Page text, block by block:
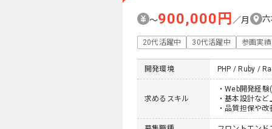
〜900,000円 ／月
20代活躍中 30代活躍中 参画実
開発環境 PHP / Ruby /
求めるスキル
・Web開発経
・基本設計な
・品質担保や